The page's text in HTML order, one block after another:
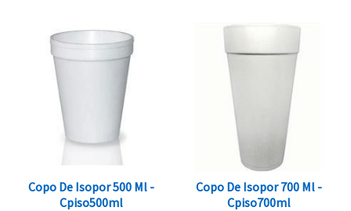
Copo De Isopor 500 Ml -
Cpiso500ml
Copo De Isopor 700 Ml -
Cpiso700ml